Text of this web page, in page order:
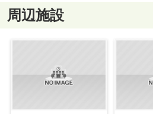
周辺施設